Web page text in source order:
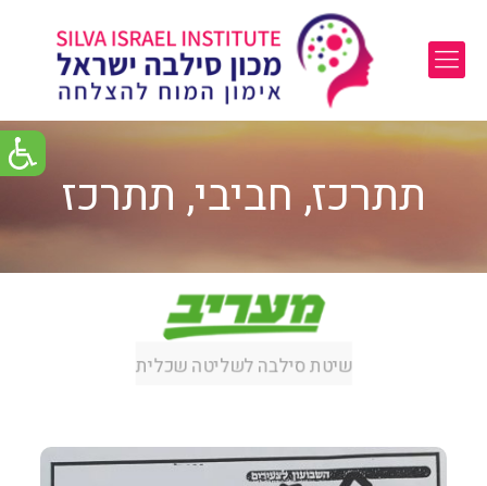
תתרכז, חביבי, תתרכז
שיטת סילבה לשליטה שכלית